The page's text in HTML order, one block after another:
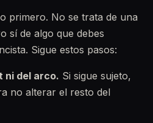
primero. No se trata de una
sí de algo que debes
Sigue estos pasos:
ni del arco. Si sigue sujeto,
no alterar el resto del